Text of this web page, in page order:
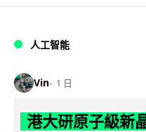
人工智能
Vin 1 日
港大研原子級新